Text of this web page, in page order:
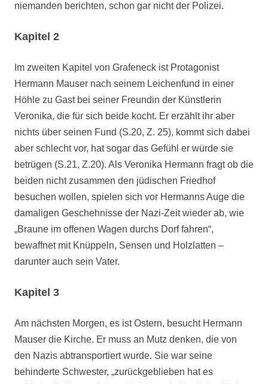
niemanden berichten, schon gar nicht der Polizei.
Kapitel 2
Im zweiten Kapitel von Grafeneck ist Protagonist
Hermann Mauser nach seinem Leichenfund in einer
Höhle zu Gast bei seiner Freundin der Künstlerin
Veronika, die für sich beide kocht. Er erzählt ihr aber
nichts über seinen Fund (S.20, Z. 25), kommt sich dabei
aber schlecht vor, hat sogar das Gefühl er würde sie
betrügen (S.21, Z.20). Als Veronika Hermann fragt ob die
beiden nicht zusammen den jüdischen Friedhof
besuchen wollen, spielen sich vor Hermanns Auge die
damaligen Geschehnisse der Nazi-Zeit wieder ab, wie
„Braune im offenen Wagen durchs Dorf fahren“,
bewaffnet mit Knüppeln, Sensen und Holzlatten –
darunter auch sein Vater.
Kapitel 3
Am nächsten Morgen, es ist Ostern, besucht Hermann
Mauser die Kirche. Er muss an Mutz denken, die von
den Nazis abtransportiert wurde. Sie war seine
behinderte Schwester, „zurückgeblieben hat es